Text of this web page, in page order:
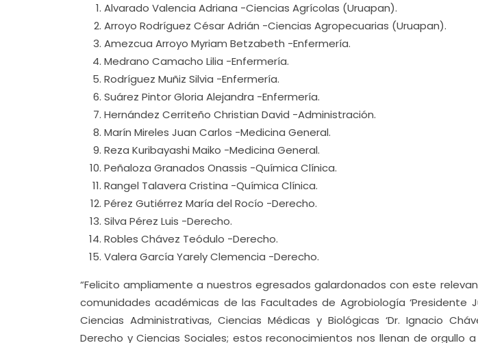
Alvarado Valencia Adriana -Ciencias Agrícolas (Uruapan).
Arroyo Rodríguez César Adrián -Ciencias Agropecuarias (Uruapan).
Amezcua Arroyo Myriam Betzabeth -Enfermería.
Medrano Camacho Lilia -Enfermería.
Rodríguez Muñiz Silvia -Enfermería.
Suárez Pintor Gloria Alejandra -Enfermería.
Hernández Cerriteño Christian David -Administración.
Marín Mireles Juan Carlos -Medicina General.
Reza Kuribayashi Maiko -Medicina General.
Peñaloza Granados Onassis -Química Clínica.
Rangel Talavera Cristina -Química Clínica.
Pérez Gutiérrez María del Rocío -Derecho.
Silva Pérez Luis -Derecho.
Robles Chávez Teódulo -Derecho.
Valera García Yarely Clemencia -Derecho.
“Felicito ampliamente a nuestros egresados galardonados con este
comunidades académicas de las Facultades de Agrobiología ‘Presidente
Ciencias Administrativas, Ciencias Médicas y Biológicas ‘Dr. Ignacio
Derecho y Ciencias Sociales; estos reconocimientos nos llenan de orgullo